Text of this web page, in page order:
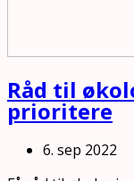
Råd til
prioritere
6. sep 2022